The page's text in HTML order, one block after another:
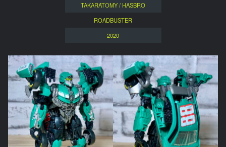
TAKARATOMY / HASBRO
ROADBUSTER
2020